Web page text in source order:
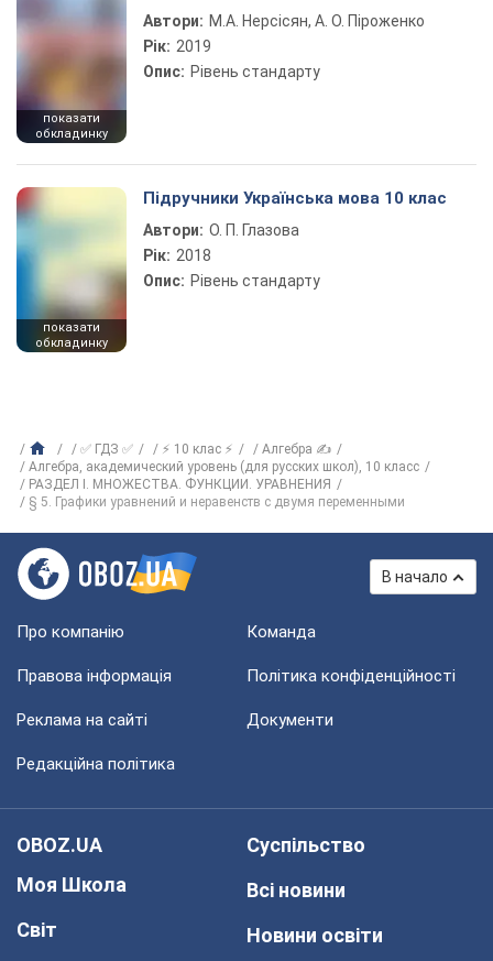
показати
обкладинку
Автори: М.А. Нерсісян, А. О. Піроженко
Рік: 2019
Опис: Рівень стандарту
показати
обкладинку
Підручники Українська мова 10 клас
Автори: О. П. Глазова
Рік: 2018
Опис: Рівень стандарту
✅ ГДЗ ✅ ⚡ 10 клас ⚡
Алгебра ✍
Алгебра, академический уровень (для русских школ), 10 класс
РАЗДЕЛ I. МНОЖЕСТВА. ФУНКЦИИ. УРАВНЕНИЯ
§ 5. Графики уравнений и неравенств с двумя переменными
В начало
Про компанію Команда
Правова інформація Політика конфіденційності
Реклама на сайті Документи
Редакційна політика
OBOZ.UA
Моя Школа
Світ
Суспільство
Всі новини
Новини освіти